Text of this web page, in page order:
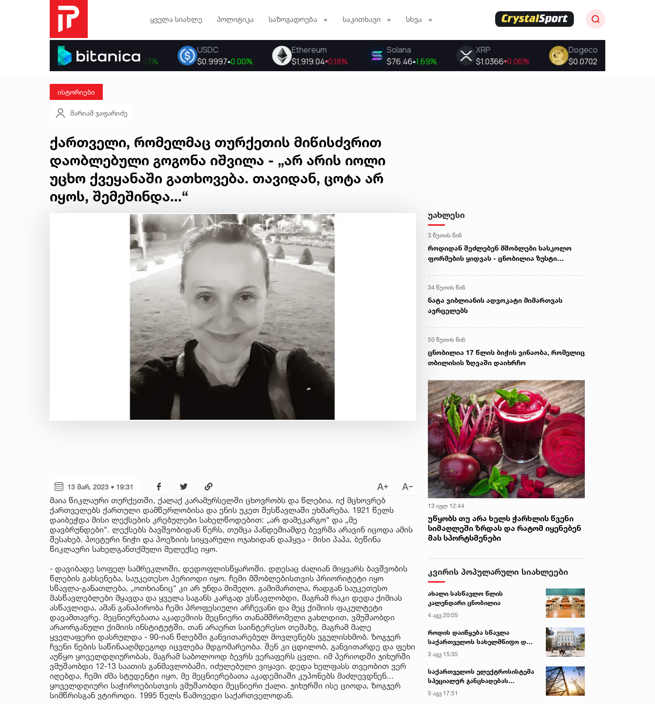
ყველა სიახლე პოლიტიკა საზოგადოება საკითხავი სხვა
ისტორიები
მარიამ ჯაფარიძე
ქართველი, რომელმაც თურქეთის მიწისძვრით
დაობლებული გოგონა იშვილა - „არ არის იოლი
უცხო ქვეყანაში გათხოვება. თავიდან, ცოტა არ
იყოს, შემეშინდა...“
13 მარ. 2023 • 19:31
მაია წიკლაური თურქეთში, ქალაქ კარამურსელში ცხოვრობს და წლებია, იქ მცხოვრებ
ქართველებს ქართული დამწერლობისა და ენის უკეთ შესწავლაში ეხმარება. 1921 წელს
დაიბეჭდა მისი ლექსების კრებულები სახელწოდებით: „არ დამეკარგო“ და „მე
დავბრუნდები“. ლექსებს ბავშვობიდან წერს, თუმცა პანდემიამდე ბევრმა არავინ იცოდა ამის
შესახებ. პოეტური ნიჭი და პოეზიის სიყვარული ოჯახიდან დაჰყვა - მისი პაპა, ბეწინა
წიკლაური სახელგანთქმული მელექსე იყო.
- დავიბადე სოფელ სამრეკლოში, დედოფლისწყაროში. დღესაც ძალიან მიყვარს ბავშვობის
წლების გახსენება, საუკეთესო პერიოდი იყო. ჩემი მშობლებისთვის პრიორიტეტი იყო
სწავლა-განათლება, „ოთხიანიც“ კი არ უნდა მიმეღო. გამიმართლა, რადგან საუკეთესო
მასწავლებლები მყავდა და ყველა საგანს კარგად ვსწავლობდი, მაგრამ რაკი დედა ქიმიას
ასწავლიდა, ამან განაპირობა ჩემი პროფესიული არჩევანი და მეც ქიმიის ფაკულტეტი
დავამთავრე. მეცნიერებათა აკადემიის მეცნიერი თანამშრომელი გახლდით, ვმუშაობდი
არაორგანული ქიმიის ინსტიტუტში, თან არაერთ საინტერესო თემაზე, მაგრამ მალე
ყველაფერი დასრულდა - 90-იან წლებში განვითარებულ მოვლენებს ვგულისხმობ. ზოგჯერ
ჩვენი ნების საწინააღმდეგოდ იცვლება მდგომარეობა. შენ კი ცდილობ, განვითარდე და ფეხი
აუწყო ყოველდღიურობას, მაგრამ საბოლოოდ ბევრს ვერაფერს ცვლი. იმ პერიოდში ჯიხურში
ვმუშაობდი 12-13 საათის განმავლობაში, იძულებული ვიყავი. დედა ხელფასს თვეობით ვერ
იღებდა, ჩემი ძმა სტუდენტი იყო, მე მეცნიერებათა აკადემიაში კუპონებს მაძლევდნენ...
ყოველდღიური საჭიროებისთვის ვმუშაობდი მეცნიერი ქალი. ჯიხურში ისე ციოდა, ზოგჯერ
სიმწრისგან ვტიროდი. 1995 წელს წამოვედი საქართველოდან.
უახლესი
3 წუთის წინ
როდიდან შეძლებენ მშობლები სასკოლო
ფორმების ყიდვას - ცნობილია ზუსტი
34 წუთის წინ
ნატა ვიბლიანის ადვოკატი მიმართვას
ავრცელებს
50 წუთის წინ
ცნობილია 17 წლის ბიჭის ვინაობა, რომელიც
თბილისის ზღვაში დაიხრჩო
13 ივლ 12:44
უწყობს თუ არა ხელს ჭარხლის წვენი
სიმაღლეში ზრდას და რატომ იყენებენ
მას სპორტსმენები
კვირის პოპულარული სიახლეები
ახალი სასწავლო წლის
კალენდარი ცნობილია
4 აგვ 20:05
როდის დაიწყება სწავლა
საქართველოს სახელმწიფო და
კერძო უნივერსიტეტებში
3 აგვ 15:35
საქართველოს ელექტროსისტემა
სპეციალურ განცხადებას
ავრცელებს
5 აგვ 17:51